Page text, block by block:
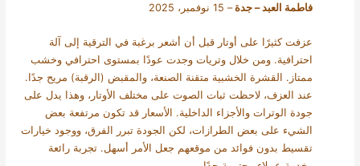
فاطمة العبد – جدة– 15 نوفمبر، 2025
عزفت كثيرًا على أوتار قبل أن أشعر برغبة في الترقية إلى آلة
احترافية. ومن خلال وتريات وجدت عودًا بمستوى احترافي وخشب
ممتاز. القشرة الخشبية متقنة الصنعة، والمقبض (الرقبة) مريح جدًا.
عند العزف، لاحظت ثبات الصوت على مختلف الأوتار، وهذا يدل على
جودة الوترات والأجزاء الداخلية. الأسعار قد تكون مرتفعة بعض
الشيء على بعض الطرازات، لكن الجودة تبرر الفرق، ووجود خيارات
تقسيط بدون فوائد من موقعهم جعل الأمر أسهل. تجربة رائعة